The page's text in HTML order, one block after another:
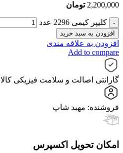
2,200,000 تومان
کلیپر کیمی 2296 عدد
افزودن به سبد خرید
افزودن به علاقه مندی
Add to compare
گارانتی اصالت و سلامت فیزیکی کالا
فروشنده: مهبد شاپ
امکان تحویل اکسپرس